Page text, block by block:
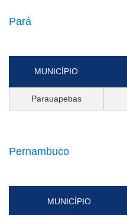
Pará
MUNICÍPIO
Parauapebas
Pernambuco
MUNICÍPIO